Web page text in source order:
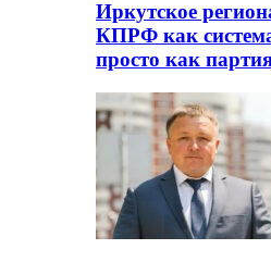
Иркутское
КПРФ как
просто как